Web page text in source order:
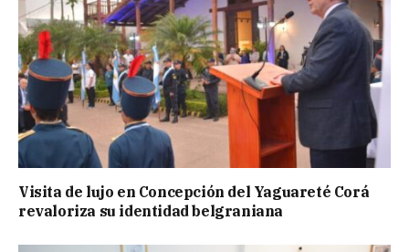
Visita de lujo en Concepción del Yaguareté Corá
revaloriza su identidad belgraniana